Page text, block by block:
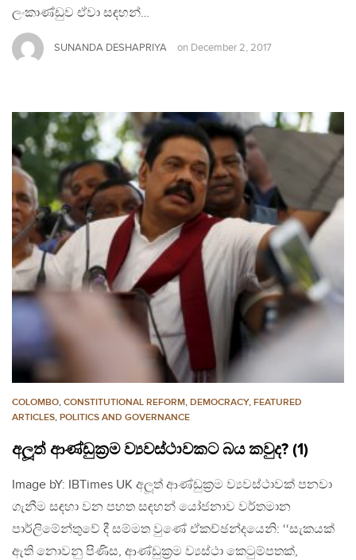
ලංකාණ්ඩුව ඒවා සඳහන්…
SUNANDA DESHAPRIYA on December 2, 2017
COLOMBO, CONSTITUTIONAL REFORM, DEMOCRACY, FEATURED
ARTICLES, POLITICS AND GOVERNANCE
අලූත් ආණ්ඩුක‍්‍රම ව්‍යවස්ථාවකට බය කවුද? (1)
Image bY: IBTimes UK අලූත් ආණ්ඩුක‍්‍රම ව්‍යවස්ථාවක් පනවා
ගැනීම සඳහා වන පහත සඳහන් යෝජනාව වර්තමාන
පාර්ලිමේන්තුවේ දී සම්මත වුණේ ඒකච්ඡන්දයෙනි: ‘‘සැකයක්
ඇති නොවනු පිණිස, ආණ්ඩුක‍්‍රම ව්‍යස්ථා කෙටුම්පතක්,